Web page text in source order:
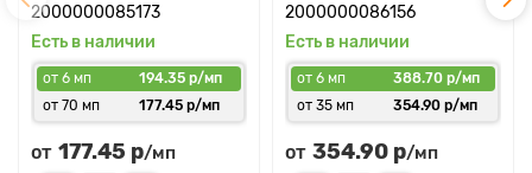
2000000085173
Есть в наличии
от 6 мп
194.35 р/мп
от 70 мп
177.45 р/мп
от 177.45 р/мп
2000000086156
Есть в наличии
от 6 мп
388.70 р/мп
от 35 мп
354.90 р/мп
от 354.90 р/мп